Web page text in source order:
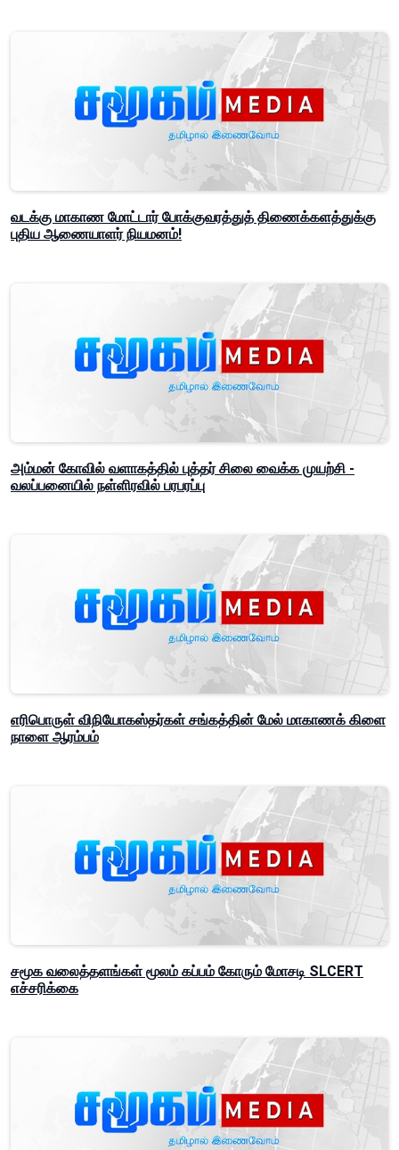
வடக்கு மாகாண மோட்டார் போக்குவரத்துத் திணைக்களத்துக்கு
புதிய ஆணையாளர் நியமனம்!
அம்மன் கோவில் வளாகத்தில் புத்தர் சிலை வைக்க முயற்சி -
வலப்பனையில் நள்ளிரவில் பரபரப்பு
எரிபொருள் விநியோகஸ்தர்கள் சங்கத்தின் மேல் மாகாணக் கிளை
நாளை ஆரம்பம்
சமூக வலைத்தளங்கள் மூலம் கப்பம் கோரும் மோசடி SLCERT
எச்சரிக்கை